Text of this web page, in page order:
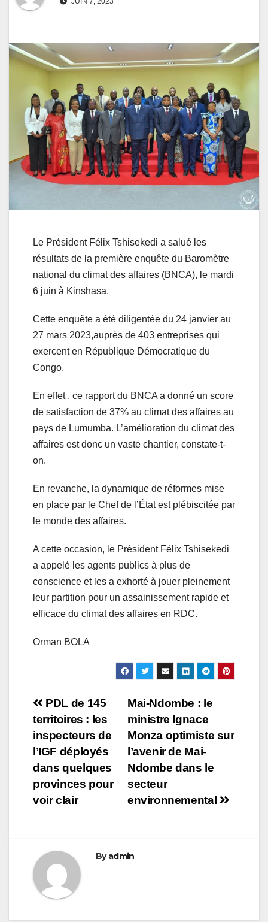
Le Président Félix Tshisekedi a salué les
résultats de la première enquête du Baromètre
national du climat des affaires (BNCA), le mardi
6 juin à Kinshasa.
Cette enquête a été diligentée du 24 janvier au
27 mars 2023,auprès de 403 entreprises qui
exercent en République Démocratique du
Congo.
En effet , ce rapport du BNCA a donné un score
de satisfaction de 37% au climat des affaires au
pays de Lumumba. L’amélioration du climat des
affaires est donc un vaste chantier, constate-t-
on.
En revanche, la dynamique de réformes mise
en place par le Chef de l’État est plébiscitée par
le monde des affaires.
A cette occasion, le Président Félix Tshisekedi
a appelé les agents publics à plus de
conscience et les a exhorté à jouer pleinement
leur partition pour un assainissement rapide et
efficace du climat des affaires en RDC.
Orman BOLA
Navigation
de
l’article
Mai-Ndombe : le
ministre Ignace
Monza optimiste sur
l’avenir de Mai-
Ndombe dans le
secteur
environnemental
PDL de 145
territoires : les
inspecteurs de
l’IGF déployés
dans quelques
provinces pour
voir clair
Byadmin